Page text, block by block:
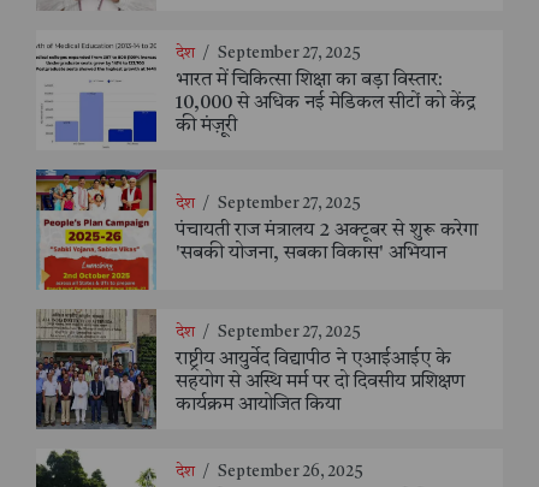
देश / September 27, 2025
भारत में चिकित्सा शिक्षा का बड़ा विस्तार:
10,000 से अधिक नई मेडिकल सीटों को केंद्र
की मंज़ूरी
देश / September 27, 2025
पंचायती राज मंत्रालय 2 अक्टूबर से शुरू करेगा
'सबकी योजना, सबका विकास' अभियान
देश / September 27, 2025
राष्ट्रीय आयुर्वेद विद्यापीठ ने एआईआईए के
सहयोग से अस्थि मर्म पर दो दिवसीय प्रशिक्षण
कार्यक्रम आयोजित किया
देश / September 26, 2025